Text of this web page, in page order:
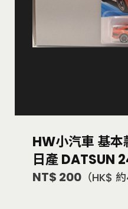
HW小汽車 基
日產 DATSUN
NT$ 200 （HK$ 約